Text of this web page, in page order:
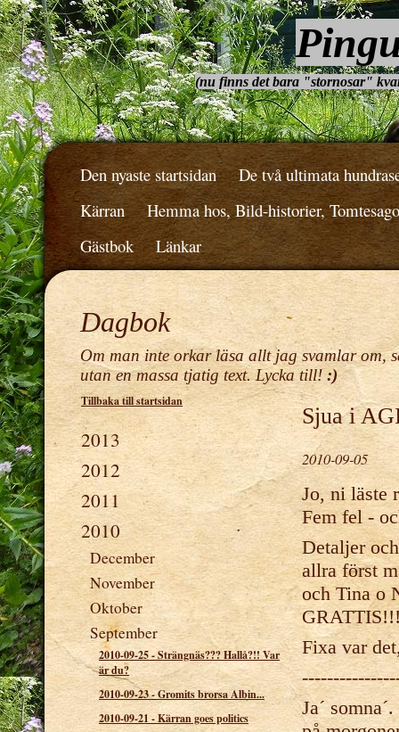
(nu finns det bara "stornosar"
Den nyaste startsidan
De två ultimata
Kärran
Hemma hos, Bild-historier,
Gästbok
Länkar
Dagbok
Om man inte orkar läsa allt jag svamlar om,
utan en massa tjatig text. Lycka till!:)
Tillbaka till startsidan
2013
2012
2011
2010
December
November
Oktober
September
2010-09-25-Strängnäs??? Hallå?!! Var
är du?
2010-09-23-Gromits brorsa Albin...
2010-09-21 -Kärran goes politics
Sjua i
2010-09-05
Jo, ni läste
Fem fel -
Detaljer
allra först
och Tina o
Fixa var
Ja´